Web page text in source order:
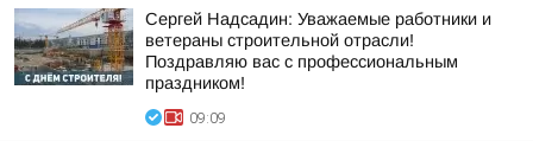
Сергей Надсадин: Уважаемые работники и
ветераны строительной отрасли!
Поздравляю вас с профессиональным
праздником!
09:09